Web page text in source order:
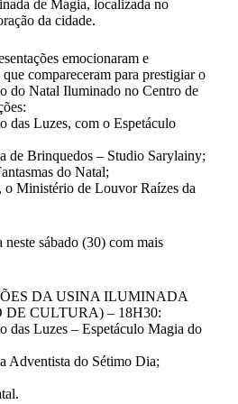
de Magia, localizada no
da cidade.
emocionaram e
compareceram para prestigiar o
do Natal Iluminado no Centro de
das Luzes, com o Espetáculo
de Brinquedos – Studio Sarylainy;
do Natal;
o Ministério de Louvor Raízes da
sábado (30) com mais
DA USINA ILUMINADA
CULTURA) – 18H30:
das Luzes – Espetáculo Magia do
Adventista do Sétimo Dia;